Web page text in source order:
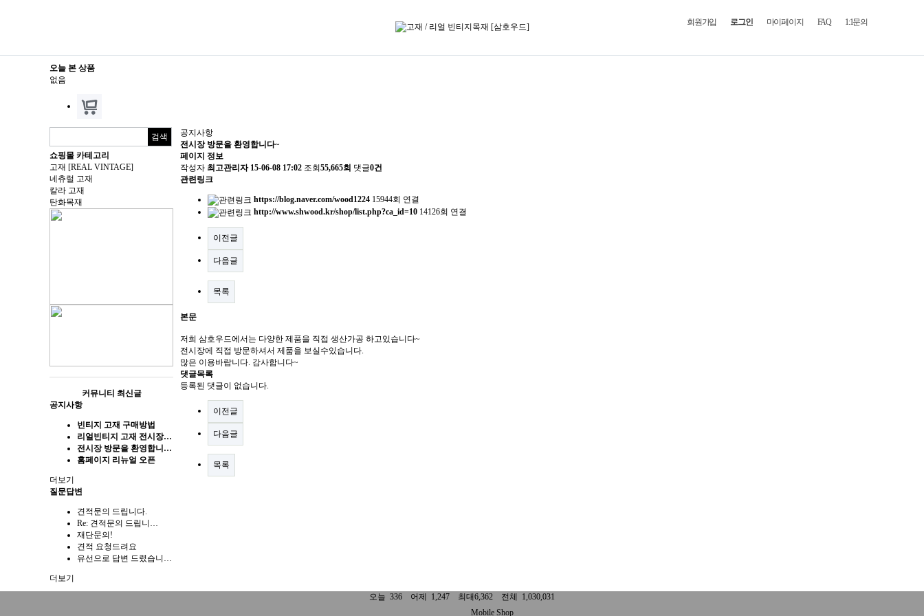
회원가입 로그인 마이페이지 FAQ 1:1문의
오늘 본 상품
없음
쇼핑몰 카테고리
고재 [REAL VINTAGE]
네츄럴 고재
칼라 고재
탄화목재
커뮤니티 최신글
공지사항
빈티지 고재 구매방법
리얼빈티지 고재 전시장…
전시장 방문을 환영합니…
홈페이지 리뉴얼 오픈
더보기
질문답변
견적문의 드립니다.
Re: 견적문의 드립니…
재단문의!
견적 요청드려요
유선으로 답변 드렸습니…
더보기
공지사항
전시장 방문을 환영합니다~
페이지 정보
작성자 최고관리자 15-06-08 17:02 조회 55,665회 댓글0건
관련링크
https://blog.naver.com/wood1224 15944회 연결
http://www.shwood.kr/shop/list.php?ca_id=10 14126회 연결
이전글
다음글
목록
본문
저희 삼호우드에서는 다양한 제품을 직접 생산가공 하고있습니다~
전시장에 직접 방문하셔서 제품을 보실수있습니다.
많은 이용바랍니다. 감사합니다~
댓글목록
등록된 댓글이 없습니다.
이전글
다음글
목록
오늘 336 어제 1,247 최대6,362 전체 1,030,031
Mobile Shop